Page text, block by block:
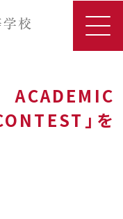
」を